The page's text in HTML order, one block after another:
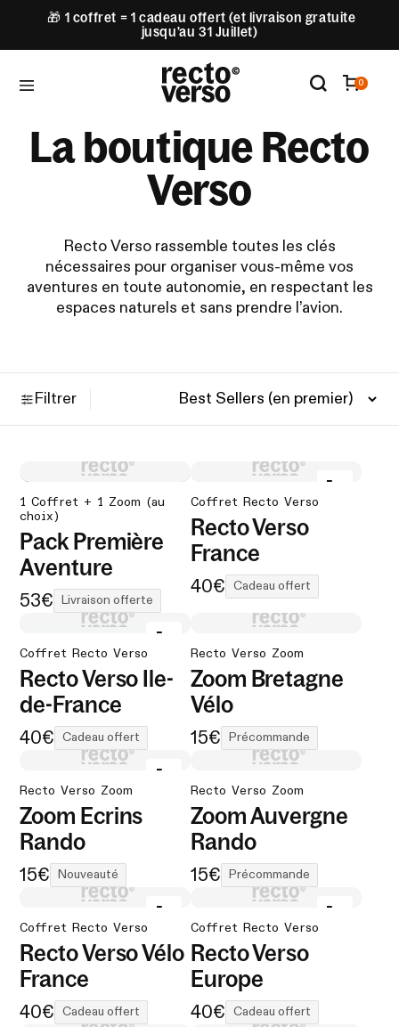
🎁 1 coffret = 1 cadeau offert (et livraison gratuite
jusqu'au 31 Juillet)
0
La boutique Recto
Verso
Recto Verso rassemble toutes les clés
nécessaires pour organiser vous-même vos
aventures en toute autonomie, en respectant les
espaces naturels et sans prendre l’avion.
Filtrer
1 Coffret + 1 Zoom (au
choix)
Pack Première
Aventure
53€ Livraison offerte
Coffret Recto Verso
Recto Verso
France
40€ Cadeau offert
Coffret Recto Verso
Recto Verso Ile-
de-France
40€ Cadeau offert
Recto Verso Zoom
Zoom Bretagne
Vélo
15€ Précommande
Recto Verso Zoom
Zoom Ecrins
Rando
15€ Nouveauté
Recto Verso Zoom
Zoom Auvergne
Rando
15€ Précommande
Coffret Recto Verso
Recto Verso Vélo
France
40€ Cadeau offert
Coffret Recto Verso
Recto Verso
Europe
40€ Cadeau offert